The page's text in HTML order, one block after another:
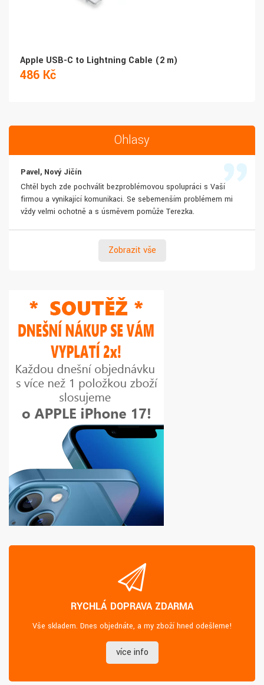
Apple USB-C to Lightning Cable (2 m)
486 Kč
Ohlasy
Pavel, Nový Jičín
Chtěl bych zde pochválit bezproblémovou spolupráci s Vaší
firmou a vynikající komunikaci. Se sebemenším problémem mi
vždy velmi ochotně a s úsměvem pomůže Terezka.
Zobrazit vše
RYCHLÁ DOPRAVA ZDARMA
Vše skladem. Dnes objednáte, a my zboží hned odešleme!
více info